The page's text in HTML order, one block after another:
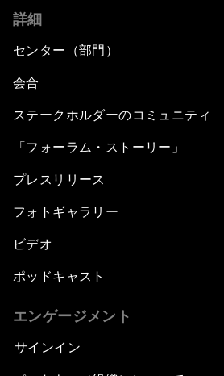
詳細
センター（部門）
会合
ステークホルダーのコミュニティ
「フォーラム・ストーリー」
プレスリリース
フォトギャラリー
ビデオ
ポッドキャスト
エンゲージメント
サインイン